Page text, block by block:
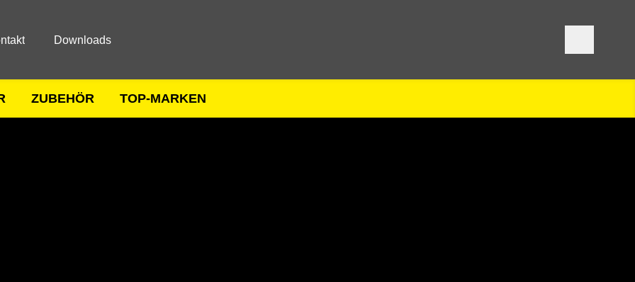
Downloads
ZUBEHÖR TOP-MARKEN